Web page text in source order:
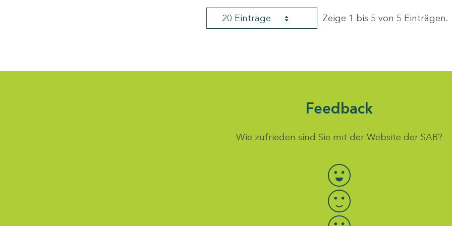
20 Einträge Zeige 1 bis 5 von 5 Einträgen.
Feedback
Wie zufrieden sind Sie mit der Website der SAB?
Bewertung auswählen